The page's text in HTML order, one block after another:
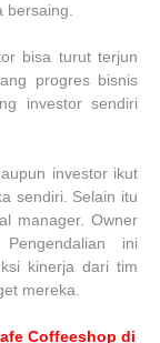
bersaing.
bisa turut terjun
progres bisnis
investor sendiri
investor ikut
sendiri. Selain itu
manager. Owner
ini
kinerja dari tim
mereka.
Coffeeshop di